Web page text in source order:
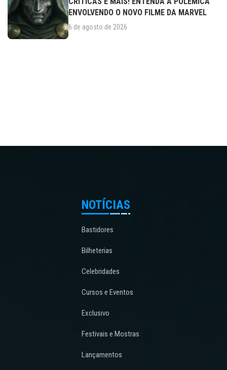
ENVOLVENDO O NOVO FILME DA MARVEL
6 de agosto de 2026
NOTÍCIAS
Bastidores
Bilheterias
Celebridades
Cursos e Eventos
Exclusivo
Festivais e Mostras
Lançamentos